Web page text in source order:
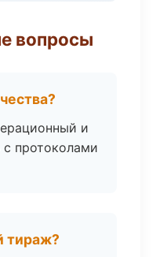
вопросы
и
протоколами
тираж?